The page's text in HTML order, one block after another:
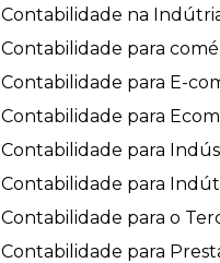
Contabilidade na
Contabilidade para
Contabilidade para E-
Contabilidade para
Contabilidade para
Contabilidade para
Contabilidade para o
Contabilidade para